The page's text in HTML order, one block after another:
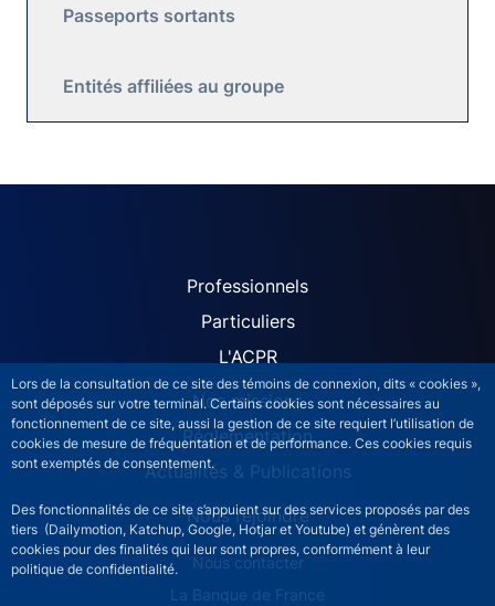
Lors de la consultation de ce site des témoins de connexion, dits « cookies »,
sont déposés sur votre terminal. Certains cookies sont nécessaires au
fonctionnement de ce site, aussi la gestion de ce site requiert l’utilisation de
cookies de mesure de fréquentation et de performance. Ces cookies requis
sont exemptés de consentement.
Des fonctionnalités de ce site s’appuient sur des services proposés par des
tiers (Dailymotion, Katchup, Google, Hotjar et Youtube) et génèrent des
cookies pour des finalités qui leur sont propres, conformément à leur
politique de confidentialité.
Passeports sortants
Entités affiliées au groupe
ACPR site navigation
Professionnels
Particuliers
L'ACPR
Nos missions
Réglementation
Actualités & Publications
Nous rejoindre
ACPR footer secondary menu (French)
Nous contacter
La Banque de France